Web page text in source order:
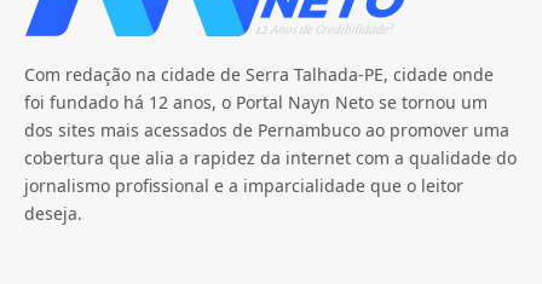
Com redação na cidade de Serra Talhada-PE, cidade onde
foi fundado há 12 anos, o Portal Nayn Neto se tornou um
dos sites mais acessados de Pernambuco ao promover uma
cobertura que alia a rapidez da internet com a qualidade do
jornalismo profissional e a imparcialidade que o leitor
deseja.